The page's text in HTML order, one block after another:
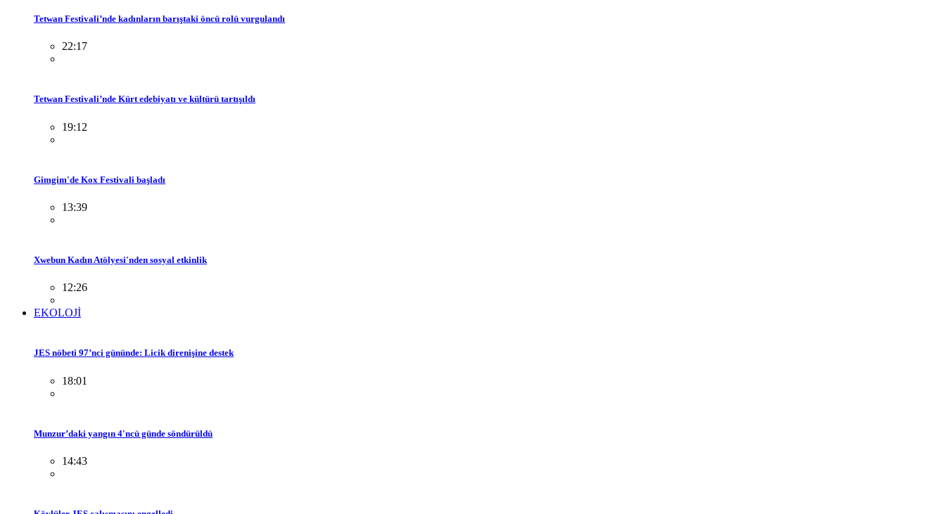
Tetwan Festivali’nde kadınların barıştaki öncü rolü vurgulandı
22:17
Tetwan Festivali’nde Kürt edebiyatı ve kültürü tartışıldı
19:12
Gimgim'de Kox Festivali başladı
13:39
Xwebun Kadın Atölyesi'nden sosyal etkinlik
12:26
EKOLOJİ
JES nöbeti 97’nci gününde: Licik direnişine destek
18:01
Munzur’daki yangın 4'ncü günde söndürüldü
14:43